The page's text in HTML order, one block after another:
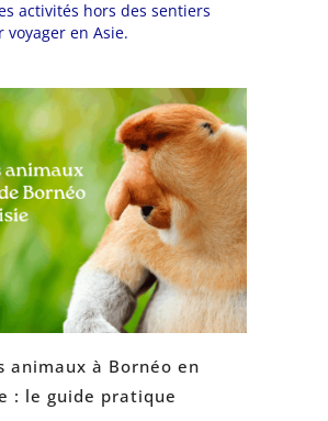
activités hors des sentiers
voyager en Asie.
animaux à Bornéo en
: le guide pratique